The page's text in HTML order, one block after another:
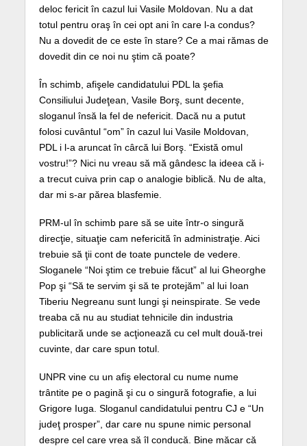
deloc fericit în cazul lui Vasile Moldovan. Nu a dat
totul pentru oraş în cei opt ani în care l-a condus?
Nu a dovedit de ce este în stare? Ce a mai rămas de
dovedit din ce noi nu ştim că poate?
În schimb, afişele candidatului PDL la şefia
Consiliului Judeţean, Vasile Borş, sunt decente,
sloganul însă la fel de nefericit. Dacă nu a putut
folosi cuvântul “om” în cazul lui Vasile Moldovan,
PDL i l-a aruncat în cârcă lui Borş. “Există omul
vostru!”? Nici nu vreau să mă gândesc la ideea că i-
a trecut cuiva prin cap o analogie biblică. Nu de alta,
dar mi s-ar părea blasfemie.
PRM-ul în schimb pare să se uite într-o singură
direcţie, situaţie cam nefericită în administraţie. Aici
trebuie să ţii cont de toate punctele de vedere.
Sloganele “Noi ştim ce trebuie făcut” al lui Gheorghe
Pop şi “Să te servim şi să te protejăm” al lui Ioan
Tiberiu Negreanu sunt lungi şi neinspirate. Se vede
treaba că nu au studiat tehnicile din industria
publicitară unde se acţionează cu cel mult două-trei
cuvinte, dar care spun totul.
UNPR vine cu un afiş electoral cu nume nume
trântite pe o pagină şi cu o singură fotografie, a lui
Grigore Iuga. Sloganul candidatului pentru CJ e “Un
judeţ prosper”, dar care nu spune nimic personal
despre cel care vrea să îl conducă. Bine măcar că